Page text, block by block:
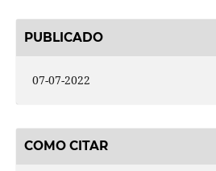
PUBLICADO
07-07-2022
COMO CITAR